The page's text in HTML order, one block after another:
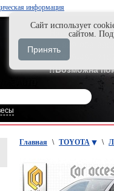
информация
Нажми и
+7-929-495-
!!Возможна
Главная \ TOYOTA \
Cайт использует
сайтом.
Принять